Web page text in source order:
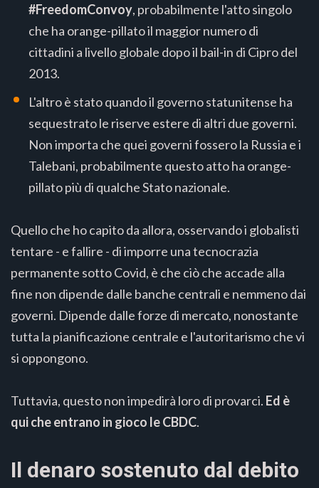
#FreedomConvoy, probabilmente l'atto singolo
che ha orange-pillato il maggior numero di
cittadini a livello globale dopo il bail-in di Cipro del
2013.
L'altro è stato quando il governo statunitense ha
sequestrato le riserve estere di altri due governi.
Non importa che quei governi fossero la Russia e i
Talebani, probabilmente questo atto ha orange-
pillato più di qualche Stato nazionale.
Quello che ho capito da allora, osservando i globalisti
tentare - e fallire - di imporre una tecnocrazia
permanente sotto Covid, è che ciò che accade alla
fine non dipende dalle banche centrali e nemmeno dai
governi. Dipende dalle forze di mercato, nonostante
tutta la pianificazione centrale e l'autoritarismo che vi
si oppongono.
Tuttavia, questo non impedirà loro di provarci. Ed è
qui che entrano in gioco le CBDC.
Il denaro sostenuto dal debito